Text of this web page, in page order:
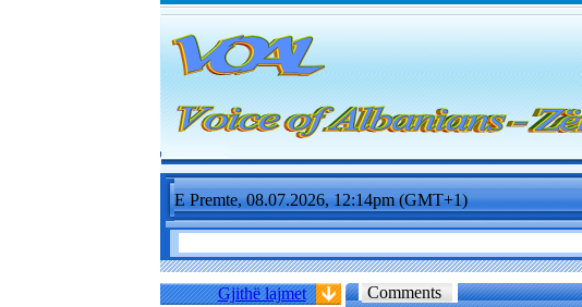
E Premte, 08.07.2026, 12:14pm (GMT+1)
Gjithë lajmet
Comments